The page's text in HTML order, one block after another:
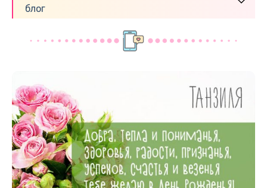
блог